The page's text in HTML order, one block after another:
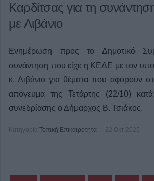
Καρδίτσας για τη
με Λιβάνιο
Ενημέρωση προς το Δημοτικό
συνάντηση που είχε η ΚΕΔE με τον
κ. Λιβάνιο για θέματα που αφορούν
απόγευμα της Τετάρτης (22/10)
συνεδρίασης ο Δήμαρχος Β. Τσιάκος.
Κατηγορία Τοπική Επικαιρότητα 22 Οκτ 2025